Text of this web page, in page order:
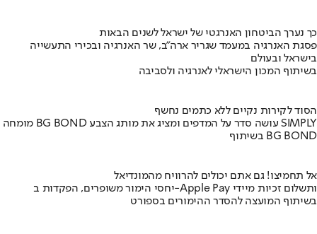
כך נערך הביטחון האנרגטי של ישראל לשנים הבאות
פסגת האנרגיה במעמד שגריר ארה"ב, שר האנרגיה ובכירי התעשייה
בישראל ובעולם
בשיתוף המכון הישראלי לאנרגיה ולסביבה
הסוד לקירות נקיים ללא כתמים נחשף
מומחה BG BOND עושה סדר על המדפים ומציג את מותג הצבע SIMPLY
בשיתוף BG BOND
אל תחמיצו! גם אתם יכולים להרוויח מהמונדיאל
יחסי הימור משופרים, הפקדות ב-Apple Pay ותשלום זכיות מיידי
בשיתוף המועצה להסדר ההימורים בספורט